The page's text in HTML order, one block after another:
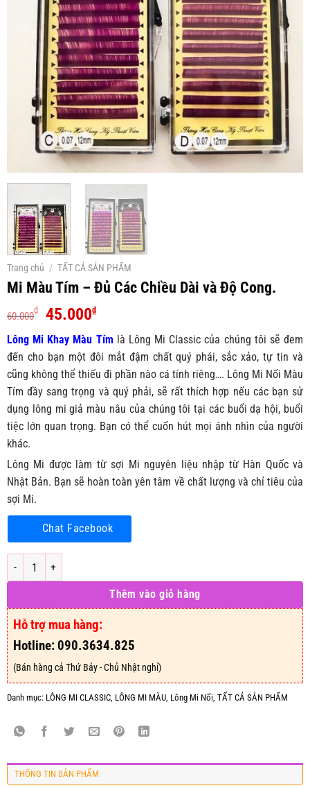
Trang chủ / TẤT CẢ SẢN PHẨM
Mi Màu Tím – Đủ Các Chiều Dài và Độ Cong.
60.000₫
Giá
gốc
là:
60.000₫.
45.000₫Giá
hiện
tại
là:
45.000₫.
Lông Mi Khay Màu Tím là Lông Mi Classic của chúng tôi sẽ đem
đến cho bạn một đôi mắt đậm chất quý phái, sắc xảo, tự tin và
cũng không thể thiếu đi phần nào cá tính riêng…. Lông Mi Nối Màu
Tím đầy sang trọng và quý phải, sẽ rất thích hợp nếu các bạn sử
dụng lông mi giả màu nâu của chúng tôi tại các buổi dạ hội, buổi
tiệc lớn quan trọng. Bạn có thể cuốn hút mọi ánh nhìn của người
khác.
Lông Mi được làm từ sợi Mi nguyên liệu nhập từ Hàn Quốc và
Nhật Bản. Bạn sẽ hoàn toàn yên tâm về chất lượng và chỉ tiêu của
sợi Mi.
Chat Facebook
Mi Màu Tím - Đủ Các Chiều Dài và Độ Cong. số lượng
Thêm vào giỏ hàng
Hỗ trợ mua hàng:
Hotline: 090.3634.825
(Bán hàng cả Thứ Bảy - Chủ Nhật nghỉ)
Danh mục: LÔNG MI CLASSIC, LÔNG MI MÀU, Lông Mi Nối, TẤT CẢ SẢN PHẨM
THÔNG TIN SẢN PHẨM